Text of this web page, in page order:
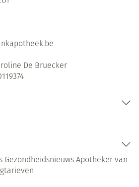
De Bruecker
Gezondheidsnieuws Apotheker van